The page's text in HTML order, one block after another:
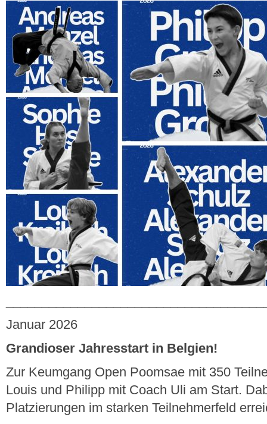
Januar 2026
Grandioser Jahresstart in Belgien!
Zur Keumgang Open Poomsae mit 350
Louis und Philipp mit Coach Uli am Start.
Platzierungen im starken Teilnehmerfeld